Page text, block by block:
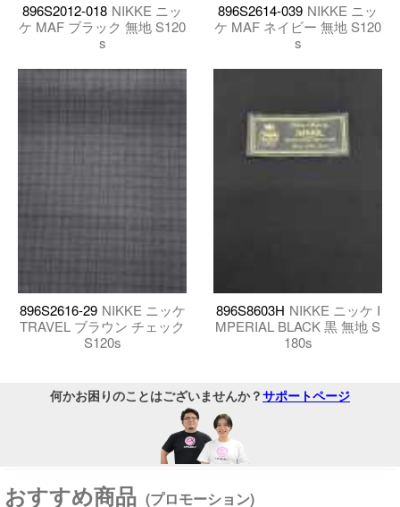
896S2012-018 NIKKE ニッ
ケ MAF ブラック 無地 S120
s
896S2614-039 NIKKE ニッ
ケ MAF ネイビー 無地 S120
s
896S2616-29 NIKKE ニッケ
TRAVEL ブラウン チェック
S120s
896S8603H NIKKE ニッケ I
MPERIAL BLACK 黒 無地 S
180s
何かお困りのことはございませんか？サポートページ
おすすめ商品 (プロモーション)